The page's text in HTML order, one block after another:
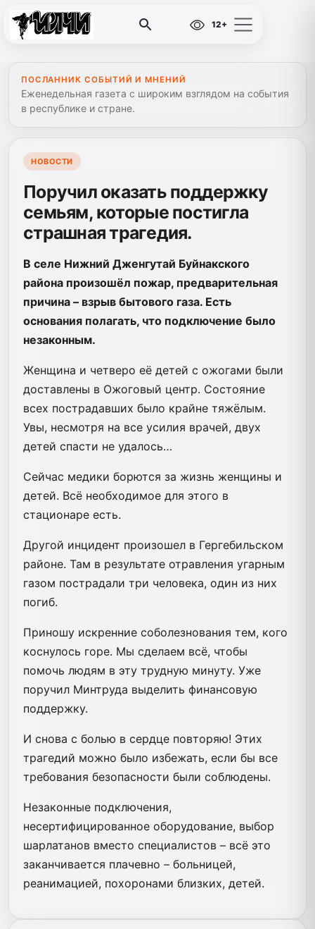
12+
ПОСЛАННИК СОБЫТИЙ И МНЕНИЙ
Еженедельная газета с широким взглядом на события
в республике и стране.
НОВОСТИ
Поручил оказать поддержку
семьям, которые постигла
страшная трагедия.
В селе Нижний Дженгутай Буйнакского
района произошёл пожар, предварительная
причина – взрыв бытового газа. Есть
основания полагать, что подключение было
незаконным.
Женщина и четверо её детей с ожогами были
доставлены в Ожоговый центр. Состояние
всех пострадавших было крайне тяжёлым.
Увы, несмотря на все усилия врачей, двух
детей спасти не удалось…
Сейчас медики борются за жизнь женщины и
детей. Всё необходимое для этого в
стационаре есть.
Другой инцидент произошел в Гергебильском
районе. Там в результате отравления угарным
газом пострадали три человека, один из них
погиб.
Приношу искренние соболезнования тем, кого
коснулось горе. Мы сделаем всё, чтобы
помочь людям в эту трудную минуту. Уже
поручил Минтруда выделить финансовую
поддержку.
И снова с болью в сердце повторяю! Этих
трагедий можно было избежать, если бы все
требования безопасности были соблюдены.
Незаконные подключения,
несертифицированное оборудование, выбор
шарлатанов вместо специалистов – всё это
заканчивается плачевно – больницей,
реанимацией, похоронами близких, детей.